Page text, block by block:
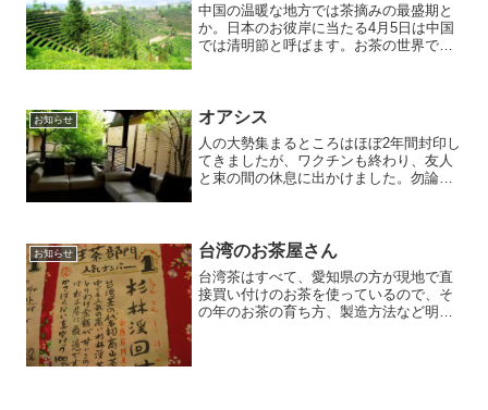
中国の温暖な地方では茶摘みの最盛期と
か。日本のお彼岸に当たる4月5日は中国
では清明節と呼ばます。お茶の世界では
は極上の旨味と香りを放...
お知らせ オアシス
人の大勢集まるところはほぼ2年間封印し
てきましたが、ワクチンも終わり、友人
と束の間の休息に出かけました。勿論宿
してくれました。
お知らせ 台湾のお茶屋さん
台湾茶はすべて、愛知県の方が現地で直
接買い付けのお茶を使っているので、そ
の年のお茶の育ち方、製造方法など明確